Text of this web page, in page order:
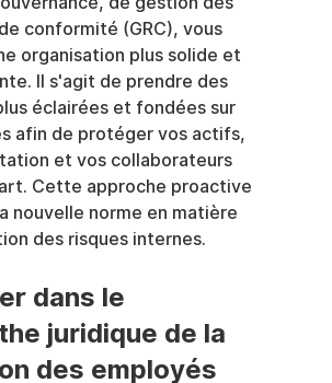
conformité (GRC), vous
organisation plus solide et
Il s'agit de prendre des
éclairées et fondées sur
afin de protéger vos actifs,
et vos collaborateurs
Cette approche proactive
nouvelle norme en matière
des risques internes.
dans le
juridique de la
des employés